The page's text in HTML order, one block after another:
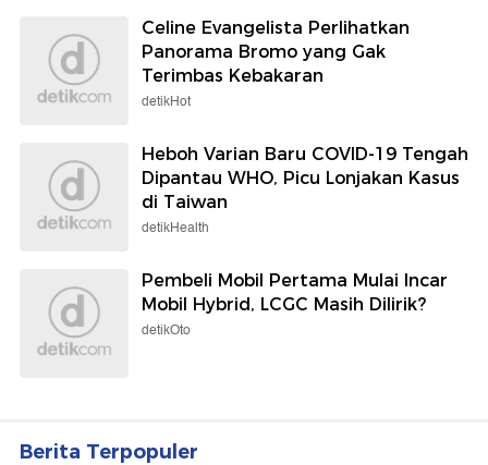
Celine Evangelista Perlihatkan
Panorama Bromo yang Gak
Terimbas Kebakaran
detikHot
Heboh Varian Baru COVID-19 Tengah
Dipantau WHO, Picu Lonjakan Kasus
di Taiwan
detikHealth
Pembeli Mobil Pertama Mulai Incar
Mobil Hybrid, LCGC Masih Dilirik?
detikOto
Berita Terpopuler